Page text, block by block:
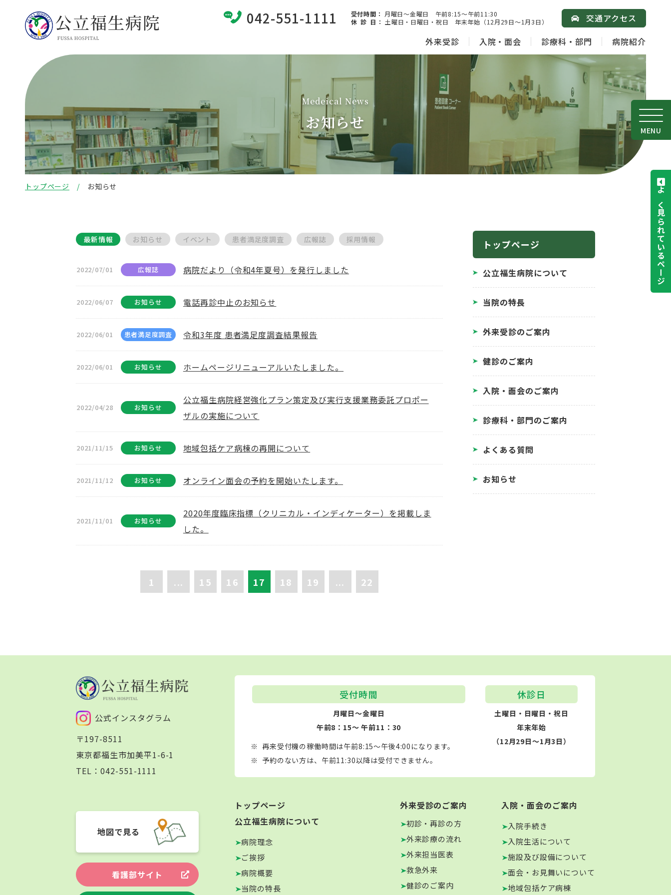
042-551-1111 受付時間： 月曜日～金曜日 午前8:15～午前11:30
休 診 日 ： 土曜日・日曜日・祝日 年末年始（12月29日～1月3日）
交通アクセス
外来受診
入院・面会 診療科・部門 病院紹介
MENU
よく見られているページ
Medeical News
お知らせ
トップページ お知らせ
最新情報 お知らせ イベント 患者満足度調査 広報誌 採用情報
2022/07/01 広報誌 病院だより（令和4年夏号）を発行しました
2022/06/07 お知らせ 電話再診中止のお知らせ
2022/06/01 患者満足度調査 令和3年度 患者満足度調査結果報告
2022/06/01 お知らせ ホームページリニューアルいたしました。
2022/04/28 お知らせ
公立福生病院経営強化プラン策定及び実行支援業務委託プロポー
ザルの実施について
2021/11/15 お知らせ 地域包括ケア病棟の再開について
2021/11/12 お知らせ オンライン面会の予約を開始いたします。
2021/11/01 お知らせ
2020年度臨床指標（クリニカル・インディケーター）を掲載しま
した。
1 ... 15 16 17 18 19 ... 22
トップページ
公立福生病院について
当院の特長
外来受診のご案内
健診のご案内
入院・面会のご案内
診療科・部門のご案内
よくある質問
お知らせ
公式インスタグラム
〒197-8511
東京都福生市加美平1-6-1
TEL： 042-551-1111
地図で見る
看護部サイト
受付時間
月曜日～金曜日
午前8：15～ 午前11：30
再来受付機の稼働時間は午前8:15～午後4:00になります。
予約のない方は、午前11:30以降は受付できません。
休診日
土曜日・日曜日・祝日
年末年始
（12月29日～1月3日）
トップページ
公立福生病院について
病院理念
ご挨拶
病院概要
当院の特長
外来受診のご案内
初診・再診の方
外来診療の流れ
外来担当医表
救急外来
健診のご案内
入院・面会のご案内
入院手続き
入院生活について
施設及び設備について
面会・お見舞いについて
地域包括ケア病棟